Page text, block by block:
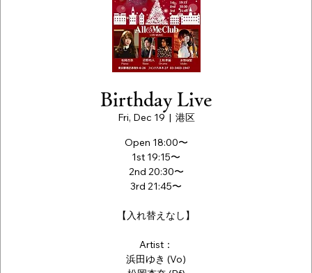
Birthday Live
Fri, Dec 19
  |
港区
Open 18:00〜
1st 19:15〜
2nd 20:30〜
3rd 21:45〜
【入れ替えなし】
Artist：
浜田ゆき (Vo)